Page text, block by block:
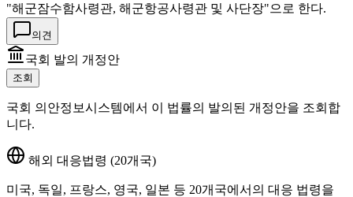
"해군잠수함사령관, 해군항공사령관 및 사단장"으로 한다.
의견
국회 발의 개정안
조회
국회 의안정보시스템에서 이 법률의 발의된 개정안을 조회합
니다.
해외 대응법령 (20개국)
미국, 독일, 프랑스, 영국, 일본 등 20개국에서의 대응 법령을